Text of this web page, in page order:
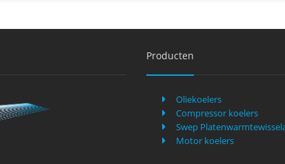
Producten
Oliekoelers
Compressor koelers
Swep
Motor koelers